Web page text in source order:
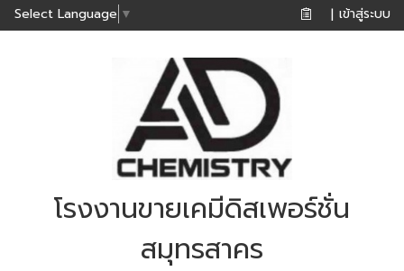
Select Language ▼ | เข้าสู่ระบบ
โรงงานขายเคมีดิสเพอร์ชั่น
สมุทรสาคร